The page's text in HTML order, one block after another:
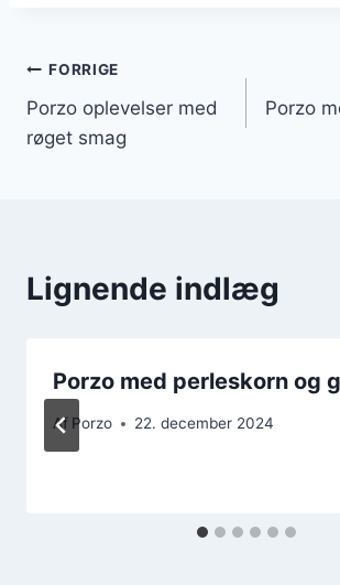
Indlægsnavigation
FORRIGE
Porzo oplevelser med
røget smag
Porzo
Lignende indlæg
Porzo med perleskorn og
Af Porzo 22. december 2024